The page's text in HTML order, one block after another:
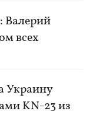
Валерий
всех
Украину
KN-23 из